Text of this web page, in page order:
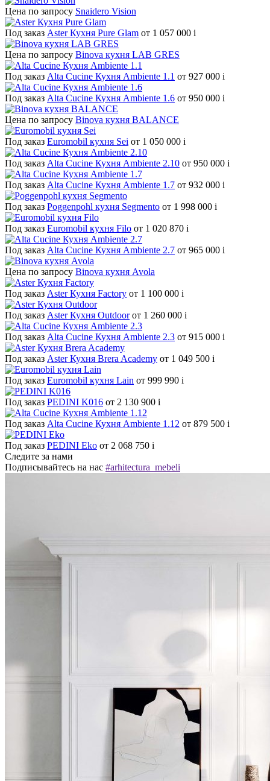
Цена по запросу Snaidero Vision
Под заказ Aster Кухня Pure Glam от 1 057 000 i
Цена по запросу Binova кухня LAB GRES
Под заказ Alta Cucine Кухня Ambiente 1.1 от 927 000 i
Под заказ Alta Cucine Кухня Ambiente 1.6 от 950 000 i
Цена по запросу Binova кухня BALANCE
Под заказ Euromobil кухня Sei от 1 050 000 i
Под заказ Alta Cucine Кухня Ambiente 2.10 от 950 000 i
Под заказ Alta Cucine Кухня Ambiente 1.7 от 932 000 i
Под заказ Poggenpohl кухня Segmento от 1 998 000 i
Под заказ Euromobil кухня Filo от 1 020 870 i
Под заказ Alta Cucine Кухня Ambiente 2.7 от 965 000 i
Цена по запросу Binova кухня Avola
Под заказ Aster Кухня Factory от 1 100 000 i
Под заказ Aster Кухня Outdoor от 1 260 000 i
Под заказ Alta Cucine Кухня Ambiente 2.3 от 915 000 i
Под заказ Aster Кухня Brera Academy от 1 049 500 i
Под заказ Euromobil кухня Lain от 999 990 i
Под заказ PEDINI K016 от 2 130 900 i
Под заказ Alta Cucine Кухня Ambiente 1.12 от 879 500 i
Под заказ PEDINI Eko от 2 068 750 i
Следите за нами
Подписывайтесь на нас #arhitectura_mebeli